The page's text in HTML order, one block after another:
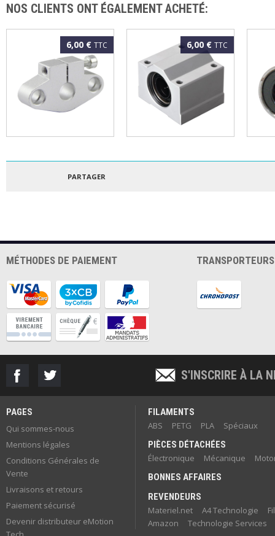
NOS CLIENTS ONT ÉGALEMENT ACHETÉ:
6,00 € TTC
guidage 16mm
6,00 € TTC
SCS12UU
PARTAGER
MÉTHODES DE PAIEMENT TRANSPORTEURS
S'INSCRIRE À LA
PAGES
Qui sommes-nous
Mentions légales
Conditions Générales de
Vente
Livraisons et retours
Paiement sécurisé
Devenir distributeur eMotion
FILAMENTS
ABS
PETG PLA
Spéciaux
PIÈCES DÉTACHÉES
Électronique
Mécanique
BONNES AFFAIRES
REVENDEURS
Materiel.net
A4 Technologie
Amazon
Technologie Services